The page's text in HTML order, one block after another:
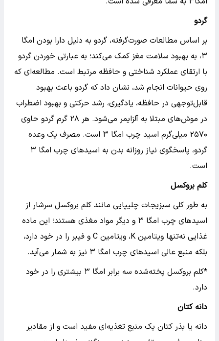
گردو
بر اساس مطالعات صورت‌گرفته، گردو به دلیل دارا بودن امگا
۳، به بهبود سلامت مغز کمک می‌کند؛ به عبارتی خوردن گردو
با ارتقای عملکرد شناختی و حافظه مرتبط است. مطالعه‌ای که
روی حیوانات انجام شد، نشان داد که گردو باعث بهبود
قابل‌توجهی در حافظه، یادگیری، رشد حرکتی و بهبود اضطراب
در موش‌های مبتلا به آلزایمر می‌شود. هر ۲۸ گرم گردو حاوی
۲۵۷۰ میلی‌گرم اسید چرب امگا ۳ است. مصرف یک وعده
گردو، پاسخگوی نیاز روزانه بدن به اسیدهای چرب امگا ۳
است.
کلم بروکسل
به طور کلی سبزیجات چلیپایی مانند کلم بروکسل سرشار از
اسیدهای چرب امگا ۳ و دیگر مواد مغذی هستند؛ این ماده
غذایی نه‌تنها ویتامین K، ویتامین C و فیبر را در خود دارد،
بلکه منبع عالی اسیدهای چرب امگا ۳ نیز به شمار می‌آید.
*کلم بروکسل پخته‌شده سه برابر امگا ۳ بیشتری را در خود
دارد.
دانه کتان
دانه یا بذر کتان یک منبع تغذیه‌ای مفید است و از مقادیر